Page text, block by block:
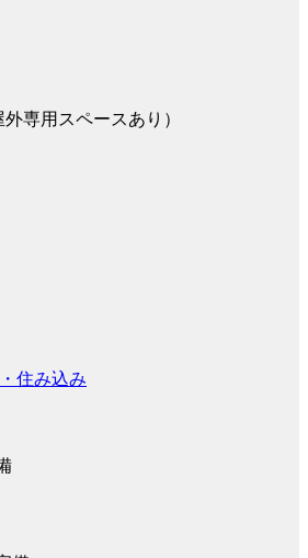
専用スペースあり）
住み込み